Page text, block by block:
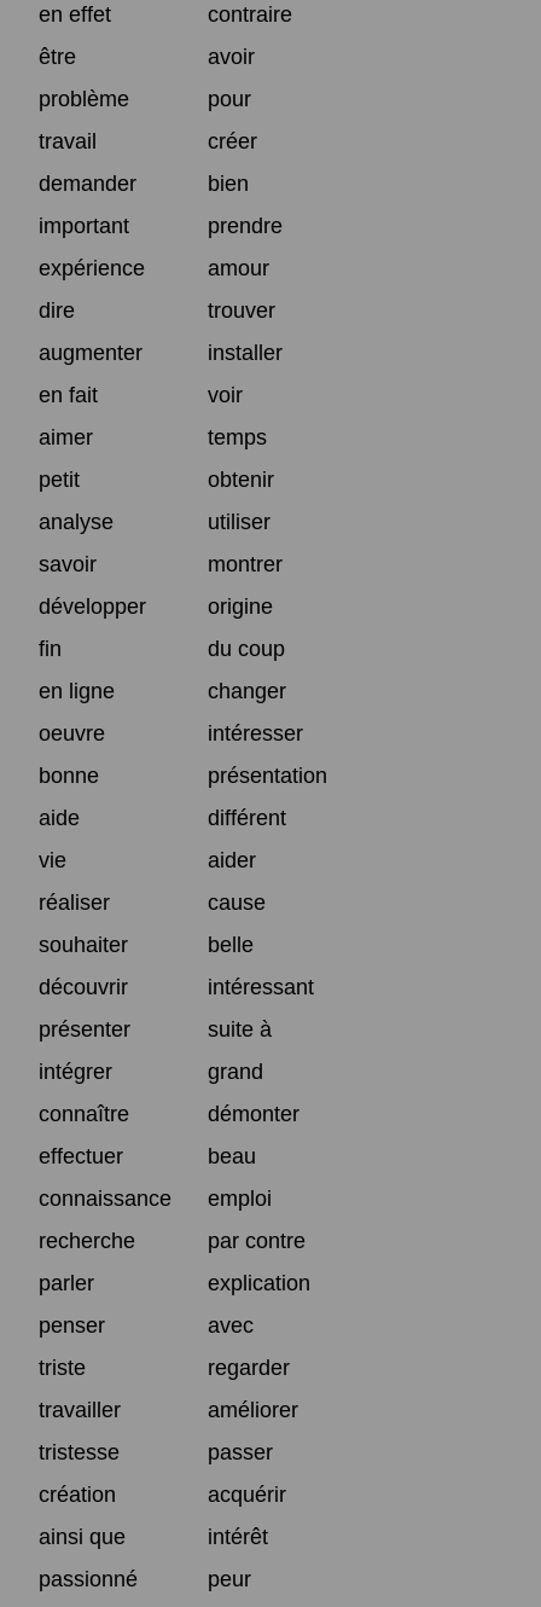
en effet
contraire
être
avoir
problème
pour
travail
créer
demander
bien
important
prendre
expérience
amour
dire
trouver
augmenter
installer
en fait
voir
aimer
temps
petit
obtenir
analyse
utiliser
savoir
montrer
développer
origine
fin
du coup
en ligne
changer
oeuvre
intéresser
bonne
présentation
aide
différent
vie
aider
réaliser
cause
souhaiter
belle
découvrir
intéressant
présenter
suite à
intégrer
grand
connaître
démonter
effectuer
beau
connaissance
emploi
recherche
par contre
parler
explication
penser
avec
triste
regarder
travailler
améliorer
tristesse
passer
création
acquérir
ainsi que
intérêt
passionné
peur